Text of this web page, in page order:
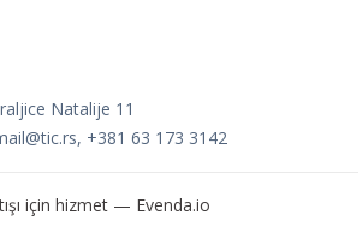
Natalije 11
, +381 63 173 3142
için hizmet — Evenda.io